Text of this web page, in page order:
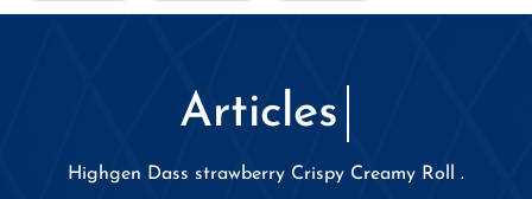
Articles
Highgen Dass strawberry Crispy Creamy Roll .